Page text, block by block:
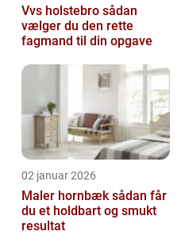
Vvs holstebro sådan
vælger du den rette
fagmand til din opgave
02 januar 2026
Maler hornbæk sådan får
du et holdbart og smukt
resultat